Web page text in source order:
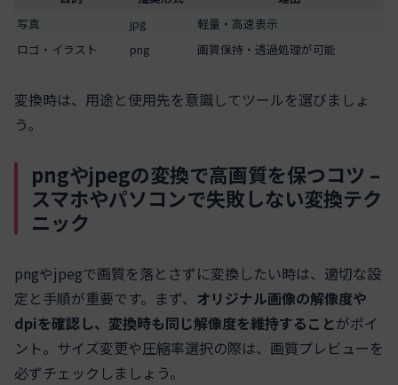
写真
jpg
軽量・高速表示
ロゴ・イラスト
png 画質保持・透過処理が可能
変換時は、用途と使用先を意識してツールを選びましょ
う。
pngやjpegの変換で高画質を保つコツ –
スマホやパソコンで失敗しない変換テク
ニック
pngやjpegで画質を落とさずに変換したい時は、適切な設
定と手順が重要です。まず、 オリジナル画像の解像度や
dpiを確認し、変換時も同じ解像度を維持することがポイ
ント。サイズ変更や圧縮率選択の際は、画質プレビューを
必ずチェックしましょう。